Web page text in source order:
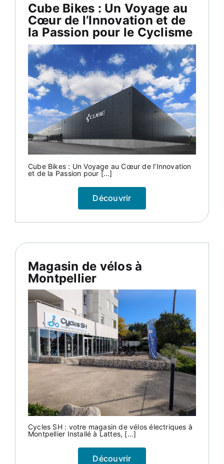
Cube Bikes : Un Voyage au
Cœur de l’Innovation et de
la Passion pour le Cyclisme
Cube Bikes : Un Voyage au Cœur de l’Innovation
et de la Passion pour [...]
Découvrir
Magasin de vélos à
Montpellier
Cycles SH : votre magasin de vélos électriques à
Montpellier Installé à Lattes, [...]
Découvrir